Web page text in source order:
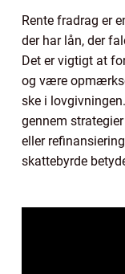
Rente fradrag er
der har lån, der
Det er vigtigt at
og være
ske i
gennem
eller
skattebyrde